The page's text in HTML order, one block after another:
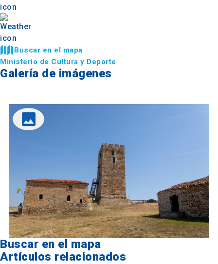
Buscar en el mapa
Ministerio de Cultura y Deporte
Galería de imágenes
Buscar en el mapa
Artículos relacionados